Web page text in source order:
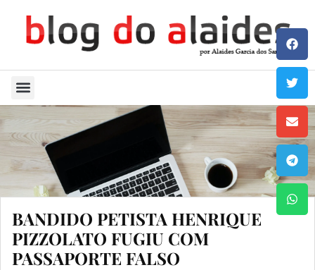
BANDIDO PETISTA HENRIQUE
PIZZOLATO FUGIU COM
PASSAPORTE FALSO